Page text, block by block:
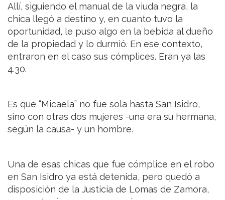
Allí, siguiendo el manual de la viuda negra, la
chica llegó a destino y, en cuanto tuvo la
oportunidad, le puso algo en la bebida al dueño
de la propiedad y lo durmió. En ese contexto,
entraron en el caso sus cómplices. Eran ya las
4.30.
Es que “Micaela” no fue sola hasta San Isidro,
sino con otras dos mujeres -una era su hermana,
según la causa- y un hombre.
Una de esas chicas que fue cómplice en el robo
en San Isidro ya está detenida, pero quedó a
disposición de la Justicia de Lomas de Zamora,